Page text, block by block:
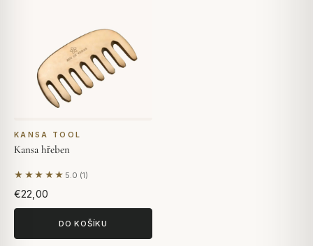
KANSA TOOL
Kansa hřeben
★★★★★ 5.0 (1)
Na základě 1 hodnocení
€22,00
DO KOŠÍKU